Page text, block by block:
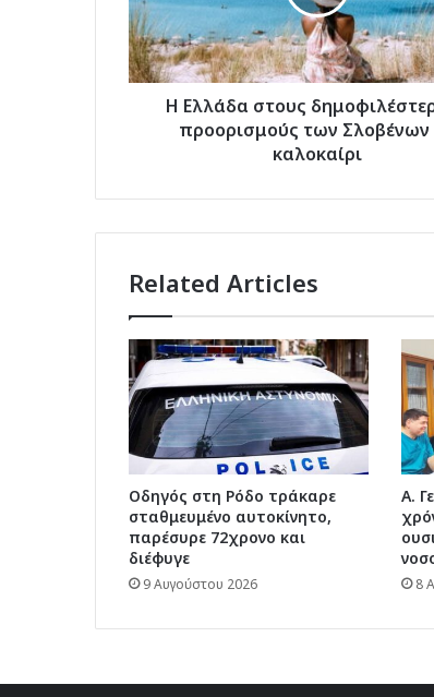
των
Σλοβένων
το
καλοκαίρι
Η Ελλάδα στους
προορισμούς των Σλοβένων
καλοκαίρι
Related Articles
Οδηγός στη Ρόδο τράκαρε
σταθμευμένο αυτοκίνητο,
παρέσυρε 72χρονο και
διέφυγε
9 Αυγούστου 2026
Α.
8